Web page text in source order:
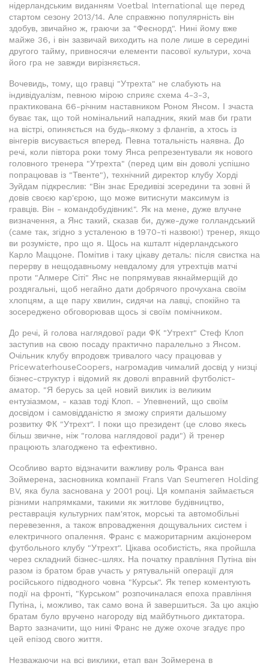
нідерландським виданням Voetbal International ще перед
стартом сезону 2013/14. Але справжню популярність він
здобув, звичайно ж, граючи за "Феєнорд". Нині йому вже
майже 36, і він зазвичай виходить на поле лише в середині
другого тайму, привносячи елементи пасової культури, хоча
його гра не завжди вирізняється.
Вочевидь, тому, що гравці "Утрехта" не слабують на
індивідуалізм, певною мірою сприяє схема 4-3-3,
практикована 66-річним наставником Роном Янсом. І зчаста
буває так, що той номінальний нападник, який мав би грати
на вістрі, опиняється на будь-якому з флангів, а хтось із
вінгерів висувається вперед. Певна тотальність наявна. До
речі, коли півтора роки тому Янса репрезентували як нового
головного тренера "Утрехта" (перед цим він доволі успішно
попрацював із "Твенте"), технічний директор клубу Хорді
Зуйдам підкреслив: "Він знає Ередивізі зсередини та зовні й
довів своєю кар'єрою, що може витиснути максимум із
гравців. Він - командобудівник!". Як на мене, дуже влучне
визначення, а Янс такий, сказав би, дуже-дуже голландський
(саме так, згідно з усталеною в 1970-ті назвою!) тренер, якщо
ви розумієте, про що я. Щось на кшталт нідерландського
Карло Маццоне. Помітив і таку цікаву деталь: після свистка на
перерву в нещодавньому невдалому для утрехтців матчі
проти "Алмере Сіті" Янс не попрямував якнаймерщій до
роздягальні, щоб негайно дати добрячого прочухана своїм
хлопцям, а ще пару хвилин, сидячи на лавці, спокійно та
зосереджено обговорював щось зі своїм помічником.
До речі, й голова наглядової ради ФК "Утрехт" Стеф Клоп
заступив на свою посаду практично паралельно з Янсом.
Очільник клубу впродовж тривалого часу працював у
PricewaterhouseCoopers, нагромадив чималий досвід у низці
бізнес-структур і відомий як доволі вправний футболіст-
аматор. "Я берусь за цей новий виклик із великим
ентузіазмом, - казав тоді Клоп. - Упевнений, що своїм
досвідом і самовідданістю я зможу сприяти дальшому
розвитку ФК "Утрехт". І поки що президент (це слово якесь
більш звичне, ніж "голова наглядової ради") й тренер
працюють злагоджено та ефективно.
Особливо варто відзначити важливу роль Франса ван
Зоймерена, засновника компанії Frans Van Seumeren Holding
BV, яка була заснована у 2001 році. Ця компанія займається
різними напрямками, такими як житлове будівництво,
реставрація культурних пам'яток, морські та автомобільні
перевезення, а також впровадження дощувальних систем і
електричного опалення. Франс є мажоритарним акціонером
футбольного клубу "Утрехт". Цікава особистість, яка пройшла
через складний бізнес-шлях. На початку правління Путіна він
разом із братом брав участь у рятувальній операції для
російського підводного човна "Курськ". Як тепер коментують
події на фронті, "Курськом" розпочиналася епоха правління
Путіна, і, можливо, так само вона й завершиться. За цю акцію
братам було вручено нагороду від майбутнього диктатора.
Варто зазначити, що нині Франс не дуже охоче згадує про
цей епізод свого життя.
Незважаючи на всі виклики, етап ван Зоймерена в